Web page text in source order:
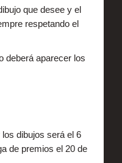
que desee y el
respetando el
deberá aparecer los
dibujos será el 6
de premios el 20 de